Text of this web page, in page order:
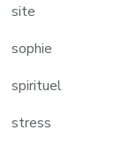
site
sophie
spirituel
stress